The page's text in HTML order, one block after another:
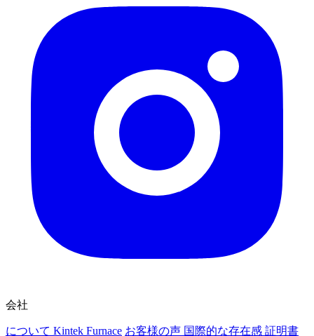
会社
について Kintek Furnace お客様の声 国際的な存在感 証明書